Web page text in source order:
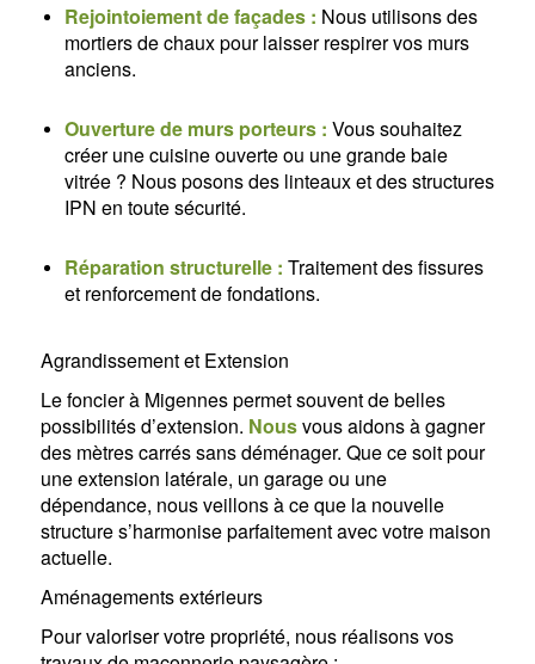
Rejointoiement de façades : Nous utilisons des
mortiers de chaux pour laisser respirer vos murs
anciens.
Ouverture de murs porteurs : Vous souhaitez
créer une cuisine ouverte ou une grande baie
vitrée ? Nous posons des linteaux et des structures
IPN en toute sécurité.
Réparation structurelle : Traitement des fissures
et renforcement de fondations.
Agrandissement et Extension
Le foncier à Migennes permet souvent de belles
possibilités d’extension. Nousvous aidons à gagner
des mètres carrés sans déménager. Que ce soit pour
une extension latérale, un garage ou une
dépendance, nous veillons à ce que la nouvelle
structure s’harmonise parfaitement avec votre maison
actuelle.
Aménagements extérieurs
Pour valoriser votre propriété, nous réalisons vos